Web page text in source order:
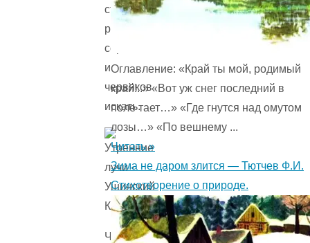
стали
разгребать
сор
и
червяков
искать.
Четвёртый
Оглавление: «Край ты мой, родимый
край!..» «Вот уж снег последний в
поле тает…» «Где гнутся над омутом
лозы…» «По вешнему ...
Читать »
Зима не даром злится — Тютчев Ф.И.
Стихотворение о природе.